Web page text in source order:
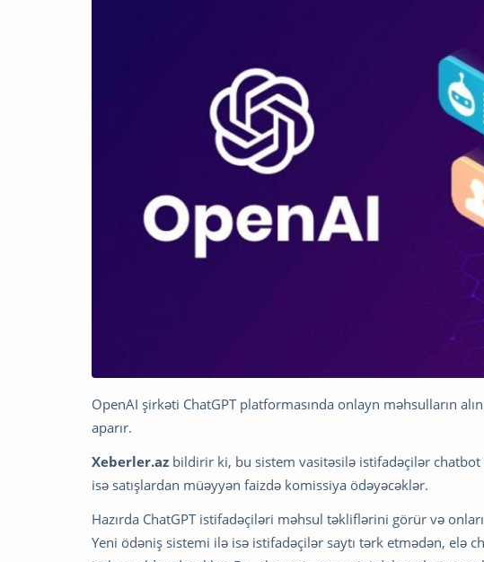
OpenAI şirkəti ChatGPT platformasında onlayn məhsulların
aparır.
Xeberler.az bildirir ki, bu sistem vasitəsilə istifadəçilər chatbot
isə satışlardan müəyyən faizdə komissiya ödəyəcəklər.
Hazırda ChatGPT istifadəçiləri məhsul təkliflərini görür və
Yeni ödəniş sistemi ilə isə istifadəçilər saytı tərk etmədən, elə